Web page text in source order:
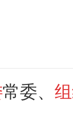
常委、